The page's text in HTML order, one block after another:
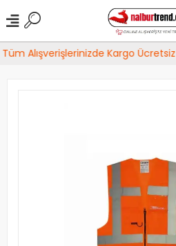
Alışverişlerinizde Kargo Ücretsiz!